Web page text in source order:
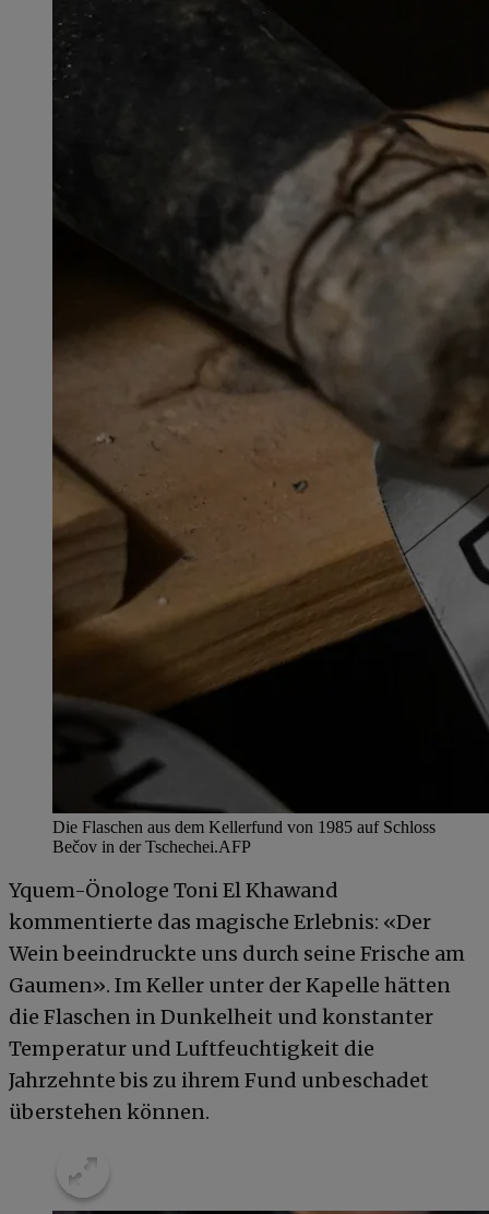
Die Flaschen aus dem Kellerfund von 1985 auf Schloss
Bečov in der Tschechei.AFP
Yquem-Önologe Toni El Khawand
kommentierte das magische Erlebnis: «Der
Wein beeindruckte uns durch seine Frische am
Gaumen». Im Keller unter der Kapelle hätten
die Flaschen in Dunkelheit und konstanter
Temperatur und Luftfeuchtigkeit die
Jahrzehnte bis zu ihrem Fund unbeschadet
überstehen können.